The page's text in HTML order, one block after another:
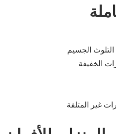
التلوث الجسيم
الخفيفة
غير المتلفة